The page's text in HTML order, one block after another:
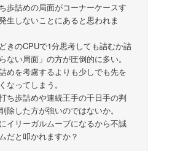
歩詰めの局面がコーナーケースす
生しないことにあると思われま
きのCPUで1分思考しても詰むか詰
ない局面」の方が圧倒的に多い。
めを考慮するよりも少しでも先を
なってしまう。
ち歩詰めや連続王手の千日手の判
除した方が強いのではないか。
イリーガルムーブになるから不誠
だと叩かれますか？